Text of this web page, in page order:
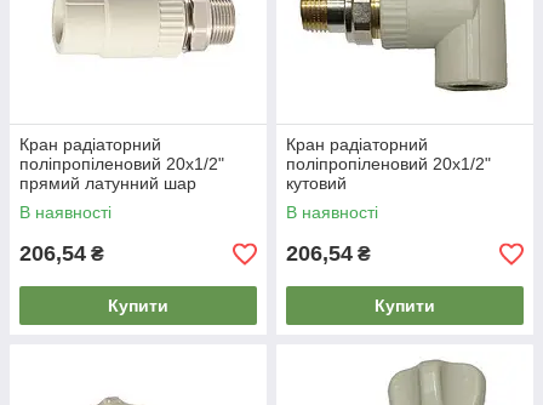
Кран радіаторний
поліпропіленовий 20х1/2"
прямий латунний шар
В наявності
206,54 ₴
Купити
Кран радіаторний
поліпропіленовий 20х1/2"
кутовий
В наявності
206,54 ₴
Купити